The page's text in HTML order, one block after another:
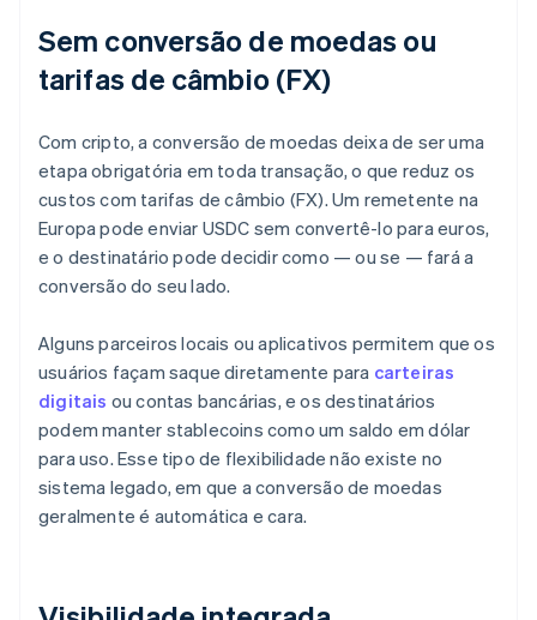
Sem conversão de moedas ou
tarifas de câmbio (FX)
Com cripto, a conversão de moedas deixa de ser uma
etapa obrigatória em toda transação, o que reduz os
custos com tarifas de câmbio (FX). Um remetente na
Europa pode enviar USDC sem convertê-lo para euros,
e o destinatário pode decidir como — ou se — fará a
conversão do seu lado.
Alguns parceiros locais ou aplicativos permitem que os
usuários façam saque diretamente para carteiras
digitais ou contas bancárias, e os destinatários
podem manter stablecoins como um saldo em dólar
para uso. Esse tipo de flexibilidade não existe no
sistema legado, em que a conversão de moedas
geralmente é automática e cara.